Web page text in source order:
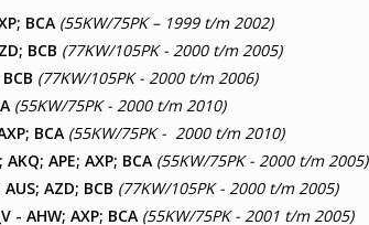
BCA(55KW/75PK – 1999 t/m 2002)
BCB (77KW/105PK - 2000 t/m 2005)
(77KW/105PK - 2000 t/m 2006)
(55KW/75PK - 2000 t/m 2010)
BCA (55KW/75PK - 2000 t/m 2010)
APE; AXP; BCA (55KW/75PK - 2000 t/m 2005)
AZD; BCB (77KW/105PK - 2000 t/m 2005)
- AHW; AXP; BCA (55KW/75PK - 2001 t/m 2005)